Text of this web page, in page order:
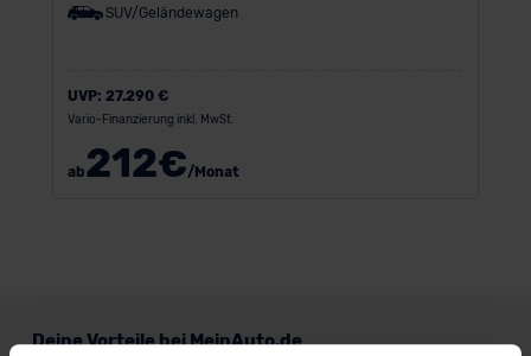
SUV/Geländewagen
UVP: 27.290 €
Vario-Finanzierung inkl. MwSt.
ab212€/Monat
Deine Vorteile bei MeinAuto.de